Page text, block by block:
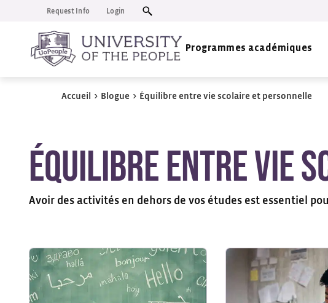
Request Info Login
Programmes académiques
Accueil > Blogue > Équilibre entre vie scolaire et personnelle
Équilibre entre vie
Avoir des activités en dehors de vos études est essentiel